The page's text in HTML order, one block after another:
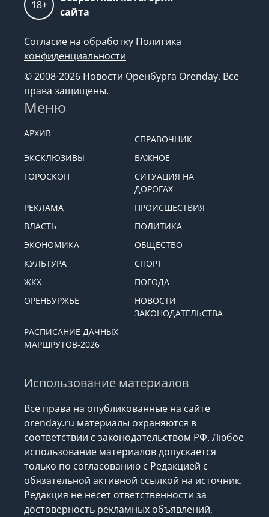
18+
сайта
Согласие на обработку Политика
конфиденциальности
© 2008-2026 Новости Оренбурга Orenday. Все
права защищены.
Меню
АРХИВ
СПРАВОЧНИК
ЭКСКЛЮЗИВЫ
ВАЖНОЕ
ГОРОСКОП
СИТУАЦИЯ НА
ДОРОГАХ
РЕКЛАМА
ПРОИСШЕСТВИЯ
ВЛАСТЬ
ПОЛИТИКА
ЭКОНОМИКА
ОБЩЕСТВО
КУЛЬТУРА
СПОРТ
ЖКХ
ПОГОДА
ОРЕНБУРЖЬЕ
НОВОСТИ
ЗАКОНОДАТЕЛЬСТВА
РАСПИСАНИЕ ДАЧНЫХ
МАРШРУТОВ-2026
Использование материалов
Все права на опубликованные на сайте
orenday.ru материалы охраняются в
соответствии с законодательством РФ. Любое
использование материалов допускается
только по согласованию с Редакцией с
обязательной активной ссылкой на источник.
Редакция не несет ответственности за
достоверность рекламных объявлений,